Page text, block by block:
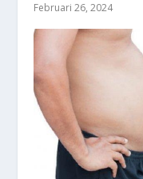
Februari 26, 2024